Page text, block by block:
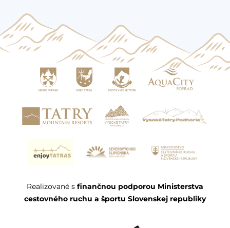
Realizované s finančnou podporou Ministerstva
cestovného ruchu a športu Slovenskej republiky